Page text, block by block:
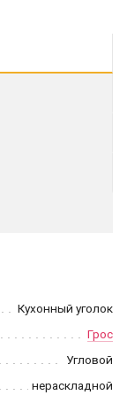
Кухонный уголок
Грос
Угловой
нераскладной